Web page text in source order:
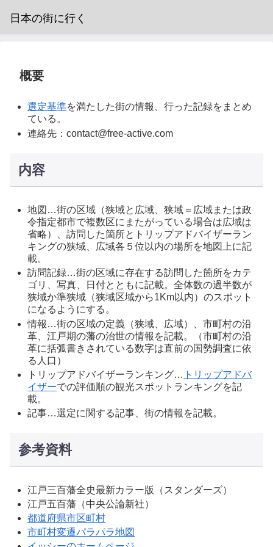
日本の街に行く
概要
選定基準を満たした街の情報、行った記録をまとめ
ている。
連絡先：contact@free-active.com
内容
地図…街の区域（狭域と広域、狭域＝広域または政
令指定都市で複数区にまたがっている場合は広域は
省略）、訪問した箇所とトリップアドバイザーラン
キングの狭域、広域各５位以内の場所を地図上に記
載。
訪問記録…街の区域に存在する訪問した箇所をカテ
ゴリ、写真、日付とともに記載。全体数の過半数が
狭域か準狭域（狭域区域から1Km以内）のスポット
になるようにする。
情報…街の区域の定義（狭域、広域）、市町村の沿
革、江戸期の藩の治世の情報を記載。（市町村の沿
革に括弧書きされている数字は直前の国勢調査に依
る人口）
トリップアドバイザーランキング… トリップアドバ
イザーでの評価順の観光スポットランキングを記
載。
記事…選定に関する記事、街の情報を記載。
参考資料
江戸三百藩全史最新カラー版（スタンダーズ）
江戸五百藩（中央公論新社）
都道府県市区町村
市町村変遷パラパラ地図